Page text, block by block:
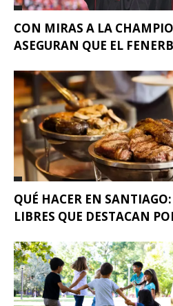
CON MIRAS A LA
ASEGURAN QUE EL
QUÉ HACER EN
LIBRES QUE DESTACAN